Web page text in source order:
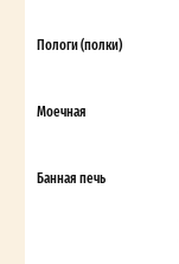
Пологи (полки)
Моечная
Банная печь